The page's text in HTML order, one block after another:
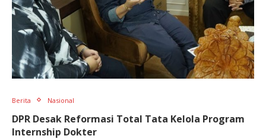
Berita Nasional
DPR Desak Reformasi Total Tata Kelola Program
Internship Dokter